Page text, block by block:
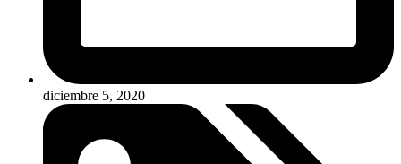
diciembre 5, 2020